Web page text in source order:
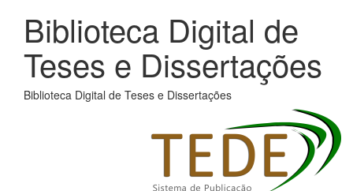
Biblioteca Digital de
Teses e Dissertações
Biblioteca Digital de Teses e Dissertações